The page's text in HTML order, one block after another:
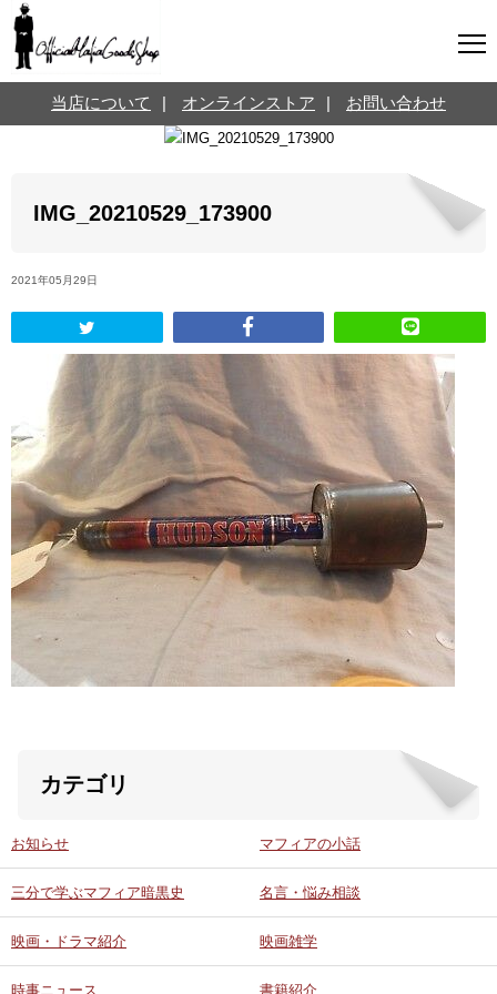
三分で学ぶマフィア暗黒史 名言・悩み相談
映画・ドラマ紹介 映画雑学
時事ニュース 書籍紹介
ABOUT US
当店の紹介
オンラインストア
当店について オンラインストア お問い合わせ
IMG_20210529_173900
2021年05月29日
カテゴリ
お知らせ マフィアの小話
三分で学ぶマフィア暗黒史 名言・悩み相談
映画・ドラマ紹介 映画雑学
時事ニュース 書籍紹介
オンラインストア
お問い合わせ